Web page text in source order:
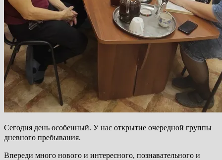
Сегодня день особенный. У нас открытие очередной группы
дневного пребывания.
Впереди много нового и интересного, познавательного и